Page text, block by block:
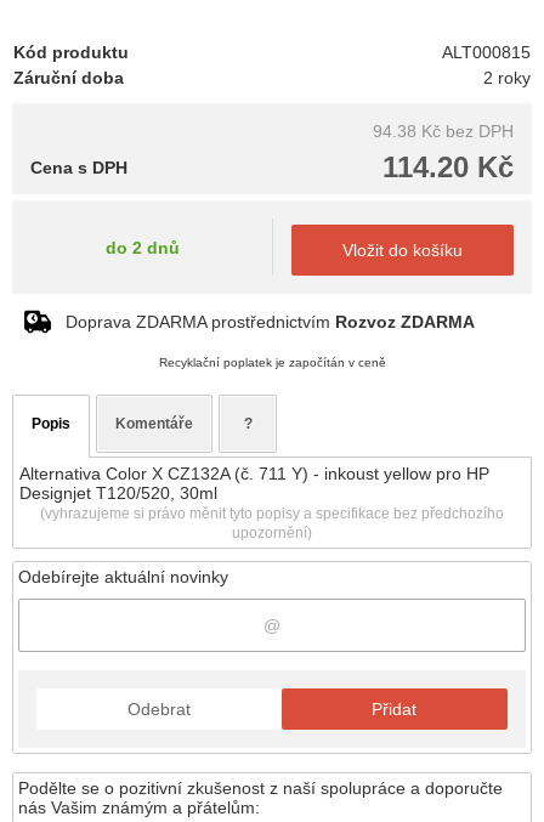
Odebírejte aktuální novinky
Odebrat Přidat
Podělte se o pozitivní zkušenost z naší spolupráce a doporučte
nás Vašim známým a přátelům:
Kód produktu
ALT000815
Záruční doba
2 roky
94.38 Kč bez DPH
114.20 Kč
Cena s DPH
do 2 dnů Vložit do košíku
Doprava ZDARMA prostřednictvím Rozvoz ZDARMA
Recyklační poplatek je započítán v ceně
Popis Komentáře ?
Alternativa Color X CZ132A (č. 711 Y) - inkoust yellow pro HP
Designjet T120/520, 30ml
(vyhrazujeme si právo měnit tyto popisy a specifikace bez předchozího
upozornění)